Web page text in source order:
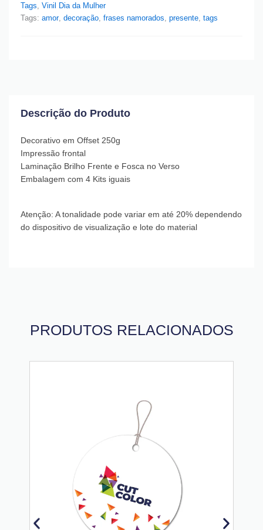
Tags Vinil Dia da Mulher
Tags: amor, decoração frases namorados presente tags
Descrição do Produto
Decorativo em Offset 250g
Impressão frontal
Laminação Brilho Frente e Fosca no Verso
Embalagem com 4 Kits iguais
Atenção: A tonalidade pode variar em até 20% dependendo
do dispositivo de visualização e lote do material
PRODUTOS RELACIONADOS